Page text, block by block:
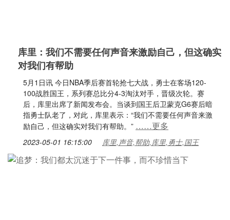
库里：我们不需要任何声音来激励自己，但这确实
对我们有帮助
5月1日讯 今日NBA季后赛首轮抢七大战，勇士在客场120-
100战胜国王，系列赛总比分4-3淘汰对手，晋级次轮。赛
后，库里出席了新闻发布会。当谈到国王后卫蒙克G6赛后暗
指勇士队老了，对此，库里表示：“我们不需要任何声音来激
励自己，但这确实对我们有帮助。” ……更多
2023-05-01 16:15:00 库里,声音,帮助,库里,勇士,国王